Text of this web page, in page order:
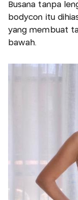
Busana tanpa
bodycon itu
yang membuat
bawah.